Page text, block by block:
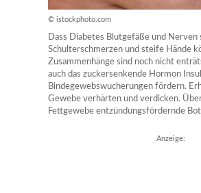
© istockphoto.com
Dass Diabetes Blutgefäße und
Schulterschmerzen und steife Hände
Zusammenhänge sind noch nicht
auch das zuckersenkende Hormon
Bindegewebswucherungen fördern.
Gewebe verhärten und verdicken.
Fettgewebe entzündungsfördernde
Anzeige: